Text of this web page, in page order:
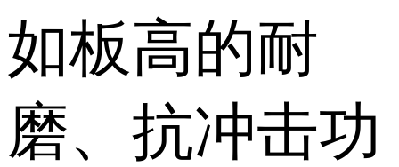
如板高的耐
磨、抗冲击功